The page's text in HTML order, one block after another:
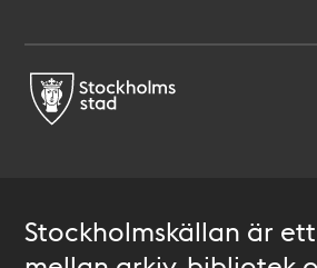
Stockholmskällan är